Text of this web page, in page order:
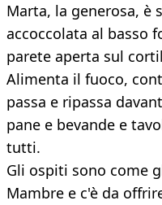
Marta, la generosa, è
accoccolata al basso
parete aperta sul
Alimenta il fuoco,
passa e ripassa
pane e bevande e
tutti.
Gli ospiti sono come
Mambre e c'è da